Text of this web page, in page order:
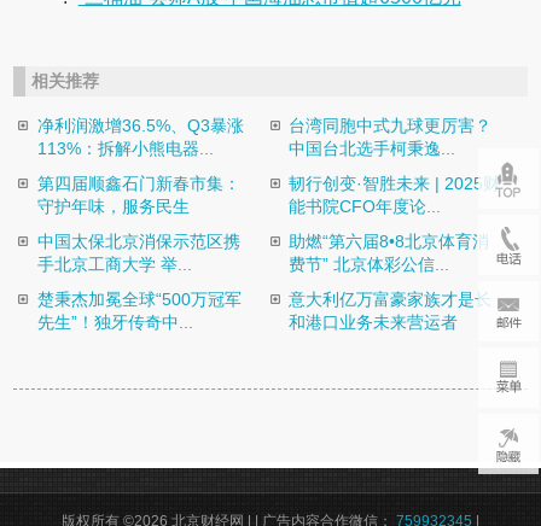
相关推荐
净利润激增36.5%、Q3暴涨
113%：拆解小熊电器...
台湾同胞中式九球更厉害？
中国台北选手柯秉逸...
第四届顺鑫石门新春市集：
守护年味，服务民生
韧行创变·智胜未来 | 2025财
能书院CFO年度论...
中国太保北京消保示范区携
手北京工商大学 举...
助燃“第六届8•8北京体育消
费节” 北京体彩公信...
楚秉杰加冕全球“500万冠军
先生”！独牙传奇中...
意大利亿万富豪家族才是长
和港口业务未来营运者
版权所有 ©2026 北京财经网 | | 广告内容合作微信： 759932345